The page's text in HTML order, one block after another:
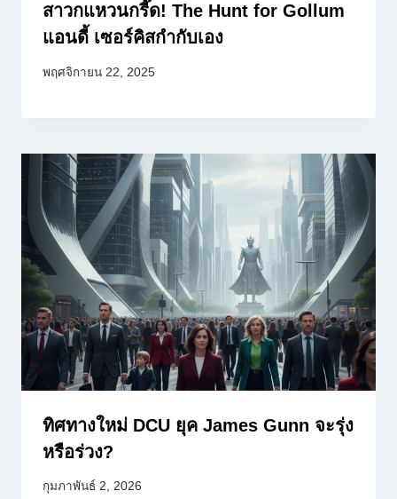
สาวกแหวนกรี๊ด! The Hunt for Gollum
แอนดี้ เซอร์คิสกำกับเอง
พฤศจิกายน 22, 2025
ทิศทางใหม่ DCU ยุค James Gunn จะรุ่ง
หรือร่วง?
กุมภาพันธ์ 2, 2026